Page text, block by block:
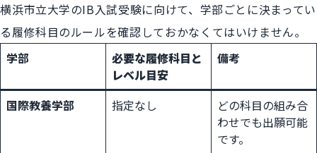
横浜市立大学のIB入試受験に向けて、学部ごとに決まってい
る履修科目のルールを確認しておかなくてはいけません。
学部
必要な履修科目と
レベル目安
備考
国際教養学部 指定なし
どの科目の組み合
わせでも出願可能
です。